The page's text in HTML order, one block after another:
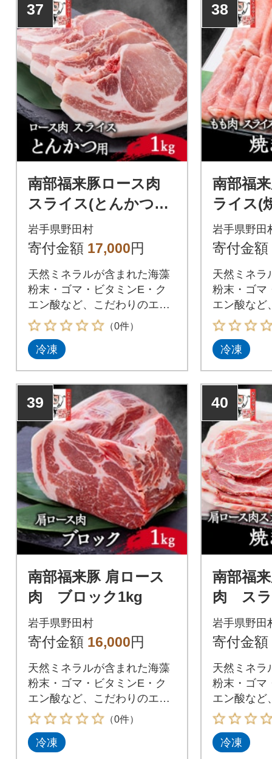
37
南部福来豚ロース肉
スライス(とんかつ用)
1kg
岩手県野田村
寄付金額 17,000円
天然ミネラルが含まれた海藻
粉末・ゴマ・ビタミンE・ク
エン酸など、こだわりのエサ
で育てた南部福来豚
（0件）
冷凍
38
南部福
ライス(
岩手県野田
寄付金額
天然ミネラ
粉末・ゴマ
エン酸など
で育てた南
冷凍
39
南部福来豚 肩ロース
肉 ブロック1kg
岩手県野田村
寄付金額 16,000円
天然ミネラルが含まれた海藻
粉末・ゴマ・ビタミンE・ク
エン酸など、こだわりのエサ
で育てた南部福来豚
（0件）
冷凍
40
南部福
肉 スラ
用)1kg
岩手県野田
寄付金額
天然ミネラ
粉末・ゴマ
エン酸など
で育てた南
冷凍